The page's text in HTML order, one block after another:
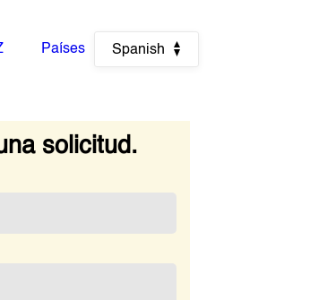
Países Spanish
solicitud.